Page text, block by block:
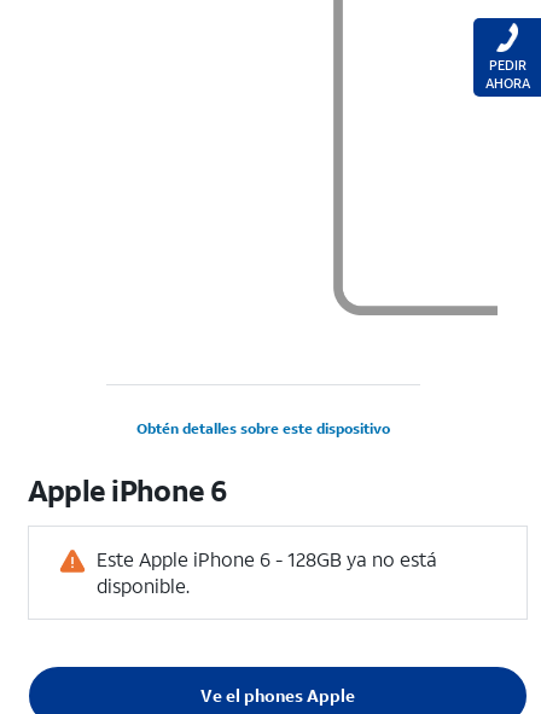
Obtén detalles sobre este dispositivo
Apple iPhone 6
Este Apple iPhone 6 - 128GB ya no está
disponible.
Ve el phones Apple
PEDIR
AHORA